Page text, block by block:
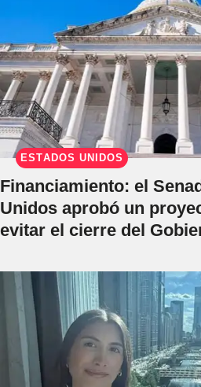
ESTADOS UNIDOS
Financiamiento: el
Unidos aprobó un
evitar el cierre del